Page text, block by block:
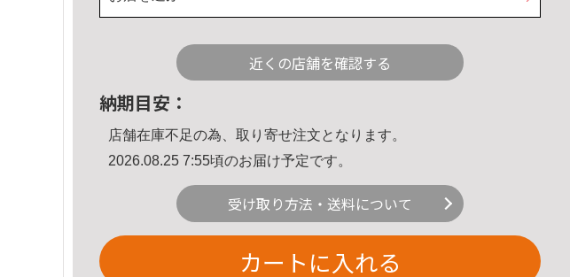
近くの店舗を確認する
納期目安：
店舗在庫不足の為、取り寄せ注文となります。
2026.08.25 7:55頃のお届け予定です。
受け取り方法・送料について
カートに入れる